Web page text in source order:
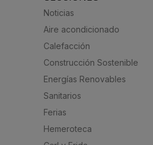
Noticias
Aire acondicionado
Calefacción
Construcción Sostenible
Energías Renovables
Sanitarios
Ferias
Hemeroteca